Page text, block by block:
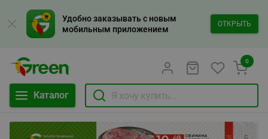
Удобно заказывать с новым
мобильным приложением
ОТКРЫТЬ
Каталог
0